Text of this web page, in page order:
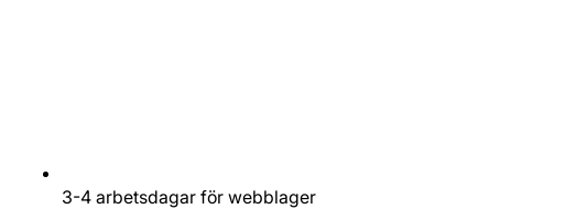
3-4 arbetsdagar för webblager